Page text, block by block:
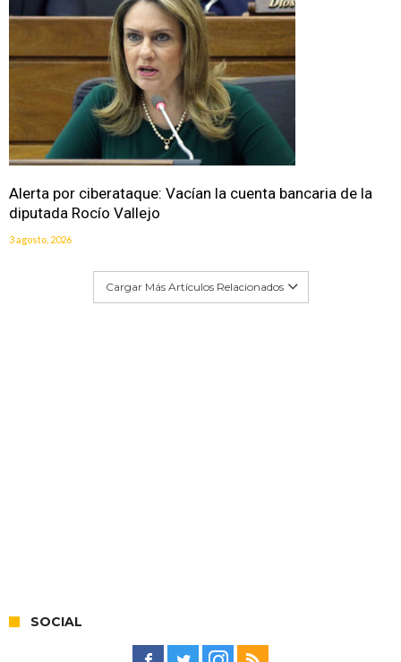
Alerta por ciberataque: Vacían la cuenta bancaria de la
diputada Rocío Vallejo
3 agosto, 2026
Cargar Más Artículos Relacionados
SOCIAL